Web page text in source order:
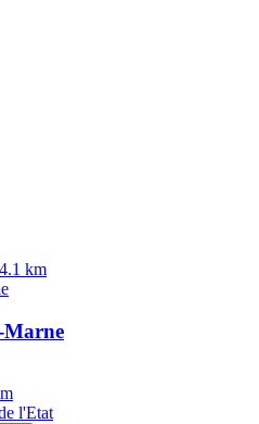
4.1 km
Marne
l'Etat